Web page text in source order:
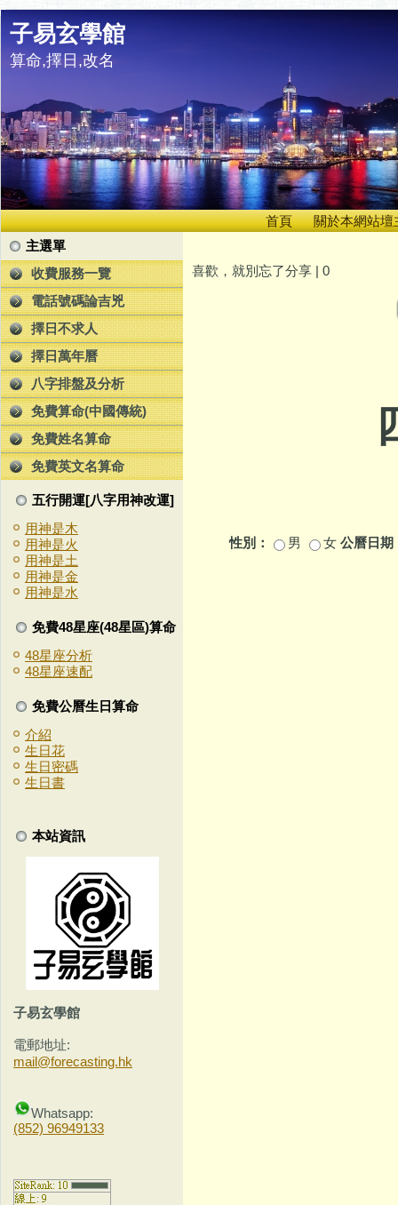
子易玄學館
算命,擇日,改名
首頁
關於本網站壇
主選單
收費服務一覽
電話號碼論吉兇
擇日不求人
擇日萬年曆
八字排盤及分析
免費算命(中國傳統)
免費姓名算命
免費英文名算命
五行開運[八字用神改運]
用神是木
用神是火
用神是土
用神是金
用神是水
免費48星座(48星區)算命
48星座分析
48星座速配
免費公曆生日算命
介紹
生日花
生日密碼
生日書
本站資訊
子易玄學館
電郵地址:
mail@forecasting.hk
Whatsapp:
(852) 96949133
喜歡，就別忘了分享 | 0
性別： 男 女 公曆日期